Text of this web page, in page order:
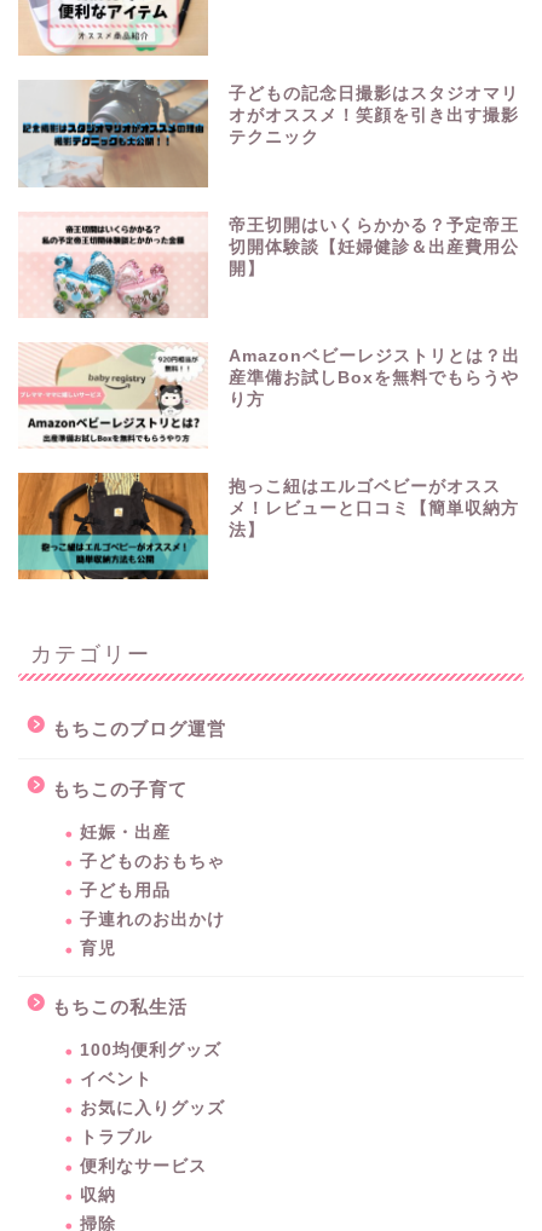
子どもの記念日撮影はスタジオマリ
オがオススメ！笑顔を引き出す撮影
テクニック
帝王切開はいくらかかる？予定帝王
切開体験談【妊婦健診＆出産費用公
開】
Amazonベビーレジストリとは？出
産準備お試しBoxを無料でもらうや
り方
抱っこ紐はエルゴベビーがオスス
メ！レビューと口コミ【簡単収納方
法】
カテゴリー
もちこのブログ運営
もちこの子育て
妊娠・出産
子どものおもちゃ
子ども用品
子連れのお出かけ
育児
もちこの私生活
100均便利グッズ
イベント
お気に入りグッズ
トラブル
便利なサービス
収納
掃除